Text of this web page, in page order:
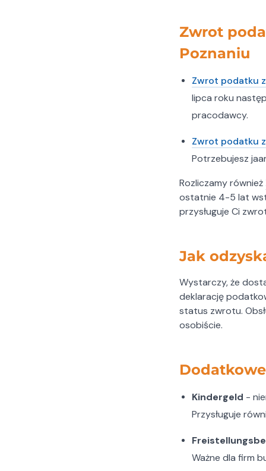
Zwrot
Poznaniu
Zwrot podatku
lipca roku
pracodawcy.
Zwrot podatku
Potrzebujesz
Rozliczamy również
ostatnie 4-5 lat
przysługuje Ci
Jak
Wystarczy, że
deklarację
status zwrotu.
osobiście.
Kindergeld -
Przysługuje
Ważne dla firm